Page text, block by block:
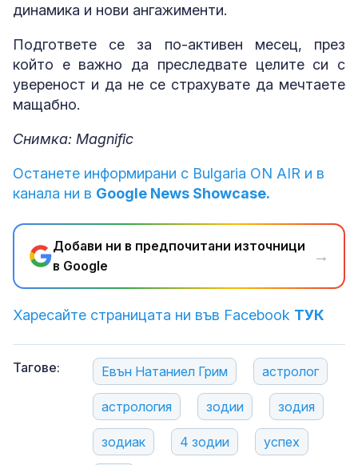
динамика и нови ангажименти.
Подгответе се за по-активен месец, през
който е важно да преследвате целите си с
увереност и да не се страхувате да мечтаете
мащабно.
Снимка: Magnific
Останете информирани с Bulgaria ON AIR и в
канала ни в Google News Showcase.
Добави ни в предпочитани източници
в Google
→
Харесайте страницата ни във Facebook ТУК
Тагове: Евън Натаниел Грим астролог
астрология зодии зодия
зодиак 4 зодии успех